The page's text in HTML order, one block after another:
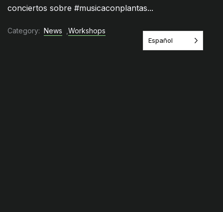
conciertos sobre #musicaconplantas...
Category: News Workshops
Español